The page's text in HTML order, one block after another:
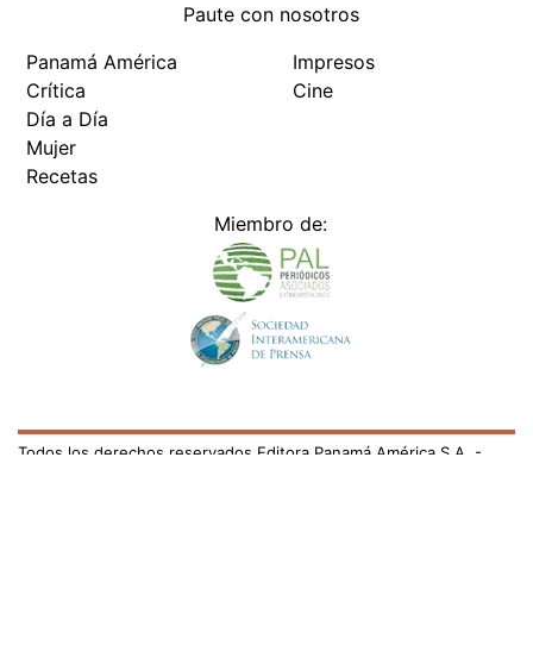
Paute con nosotros
Panamá América
Crítica
Día a Día
Mujer
Recetas
Impresos
Cine
Miembro de:
Todos los derechos reservados Editora Panamá América S.A. -